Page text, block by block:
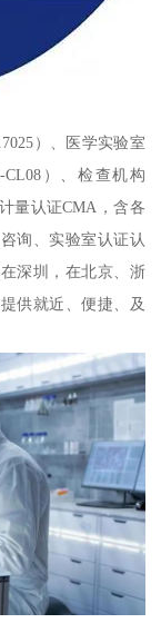
）、医学实验室
CL08）、检查机构
量认证CMA，含各
询、实验室认证认
深圳，在北京、浙
供就近、便捷、及